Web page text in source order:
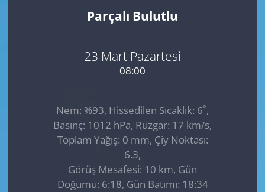
Parçalı Bulutlu
23 Mart Pazartesi
08:00
Nem: %93, Hissedilen Sıcaklık: 6°,
Basınç: 1012 hPa, Rüzgar: 17 km/s,
Toplam Yağış: 0 mm, Çiy Noktası:
6.3,
Görüş Mesafesi: 10 km, Gün
Doğumu: 6:18, Gün Batımı: 18:34
SAĞLIK
SİYASET